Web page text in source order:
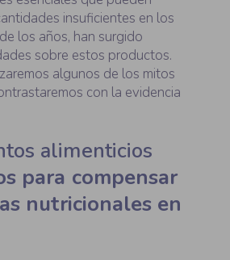
insuficientes en los
los años, han surgido
sobre estos productos.
algunos de los mitos
con la evidencia
alimenticios
para compensar
nutricionales en